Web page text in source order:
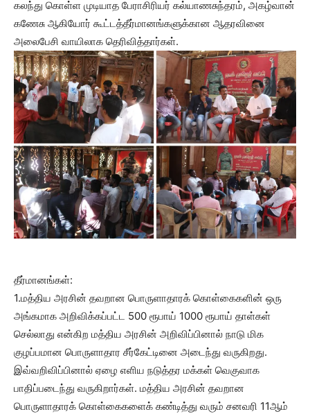
கலந்து கொள்ள முடியாத பேராசிரியர் கல்யாணசுந்தரம், அகழ்வான்
கணேசு ஆகியோர் கூட்டத்தீர்மானங்களுக்கான ஆதரவினை
அலைபேசி வாயிலாக தெரிவித்தார்கள்.
தீர்மானங்கள்:
1.மத்திய அரசின் தவறான பொருளாதாரக் கொள்கைகளின் ஒரு
அங்கமாக அறிவிக்கப்பட்ட 500 ரூபாய் 1000 ரூபாய் தாள்கள்
செல்லாது என்கிற மத்திய அரசின் அறிவிப்பினால் நாடு மிக
குழப்பமான பொருளாதார சீர்கேட்டினை அடைந்து வருகிறது.
இவ்வறிவிப்பினால் ஏழை எளிய நடுத்தர மக்கள் வெகுவாக
பாதிப்படைந்து வருகிறார்கள். மத்திய அரசின் தவறான
பொருளாதாரக் கொள்கைகளைக் கண்டித்து வரும் சனவரி 11ஆம்